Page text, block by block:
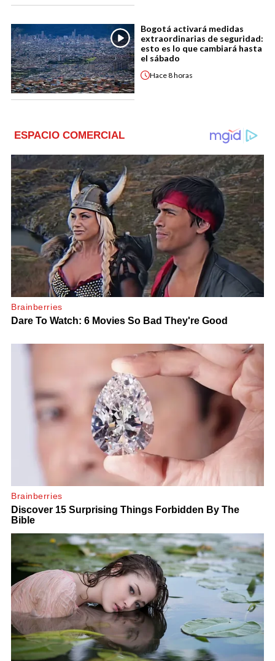
Bogotá activará medidas
extraordinarias de seguridad:
esto es lo que cambiará hasta
el sábado
Hace8 horas